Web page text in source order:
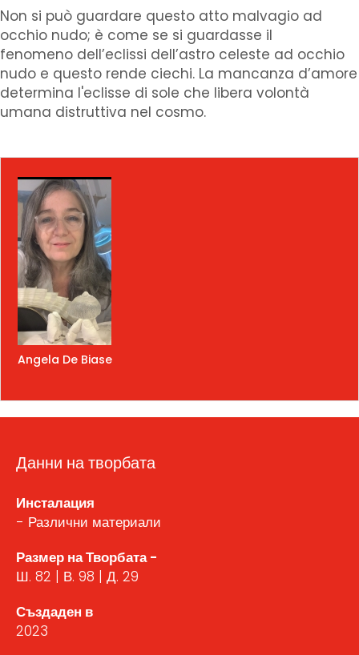
Non si può guardare questo atto malvagio ad
occhio nudo; è come se si guardasse il
fenomeno dell’eclissi dell’astro celeste ad occhio
nudo e questo rende ciechi. La mancanza d’amore
determina l'eclisse di sole che libera volontà
umana distruttiva nel cosmo.
Angela De Biase
Данни на творбата
Инсталация
- Различни материали
Размер на Творбата -
Ш. 82 | В. 98 | Д. 29
Създаден в
2023